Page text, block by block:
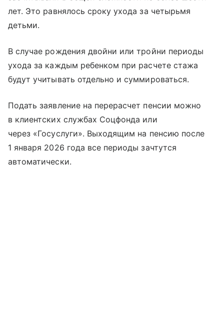
лет. Это равнялось сроку ухода за четырьмя
детьми.
В случае рождения двойни или тройни периоды
ухода за каждым ребенком при расчете стажа
будут учитывать отдельно и суммироваться.
Подать заявление на перерасчет пенсии можно
в клиентских службах Соцфонда или
через «Госуслуги». Выходящим на пенсию после
1 января 2026 года все периоды зачтутся
автоматически.